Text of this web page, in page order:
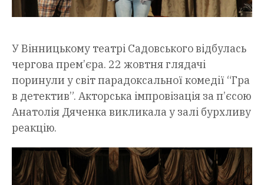
У Вінницькому театрі Садовського відбулась
чергова прем’єра. 22 жовтня глядачі
поринули у світ парадоксальної комедії “Гра
в детектив”. Акторська імпровізація за п’єсою
Анатолія Дяченка викликала у залі бурхливу
реакцію.